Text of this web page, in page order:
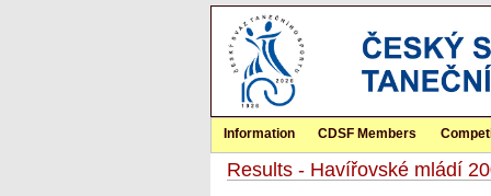
Information CDSF Members
Results - Havířovské mládí